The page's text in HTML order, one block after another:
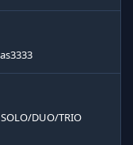
DUO/TRIO